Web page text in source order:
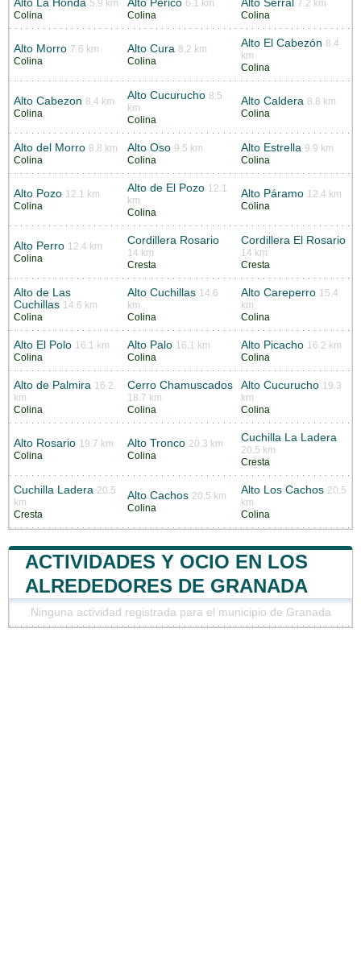
Alto La Honda 5.9 km
Colina
Alto Perico 6.1 km
Colina
Alto Serral 7.2 km
Colina
Alto Morro 7.6 km
Colina
Alto Cura 8.2 km
Colina
Alto El Cabezón 8.4
km
Colina
Alto Cabezon 8.4 km
Colina
Alto Cucurucho 8.5
km
Colina
Alto Caldera 8.8 km
Colina
Alto del Morro 8.8 km
Colina
Alto Oso 9.5 km
Colina
Alto Estrella 9.9 km
Colina
Alto Pozo 12.1 km
Colina
Alto de El Pozo 12.1
km
Colina
Alto Páramo 12.4 km
Colina
Alto Perro 12.4 km
Colina
Cordillera Rosario
14 km
Cresta
Cordillera El Rosario
14 km
Cresta
Alto de Las
Cuchillas 14.6 km
Colina
Alto Cuchillas 14.6
km
Colina
Alto Careperro 15.4
km
Colina
Alto El Polo 16.1 km
Colina
Alto Palo 16.1 km
Colina
Alto Picacho 16.2 km
Colina
Alto de Palmira 16.2
km
Colina
Cerro Chamuscados
18.7 km
Colina
Alto Cucurucho 19.3
km
Colina
Alto Rosario 19.7 km
Colina
Alto Tronco 20.3 km
Colina
Cuchilla La Ladera
20.5 km
Cresta
Cuchilla Ladera 20.5
km
Cresta
Alto Cachos 20.5 km
Colina
Alto Los Cachos 20.5
km
Colina
ACTIVIDADES Y OCIO EN LOS
ALREDEDORES DE GRANADA
Ninguna actividad registrada para el municipio de Granada